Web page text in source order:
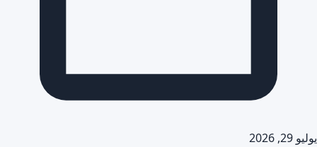
يوليو 29, 2026